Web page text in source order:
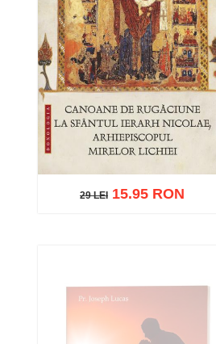
29 LEI 15.95 RON